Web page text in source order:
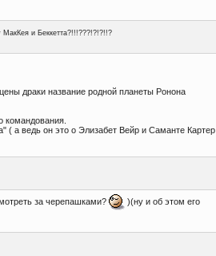
МакКея и Беккетта?!!!???!?!?!!?
драки название родной планеты Ронона
командования.
( а ведь он это о Элизабет Вейр и Саманте Картер
за черепашками?
)(ну и об этом его